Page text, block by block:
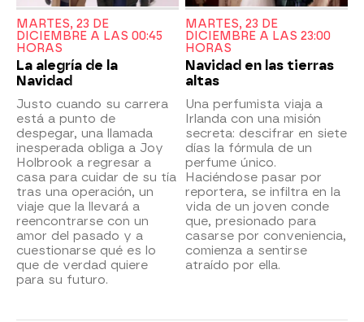
MARTES, 23 DE
DICIEMBRE A LAS 00:45
HORAS
La alegría de la
Navidad
Justo cuando su carrera
está a punto de
despegar, una llamada
inesperada obliga a Joy
Holbrook a regresar a
casa para cuidar de su tía
tras una operación, un
viaje que la llevará a
reencontrarse con un
amor del pasado y a
cuestionarse qué es lo
que de verdad quiere
para su futuro.
MARTES, 23 DE
DICIEMBRE A LAS 23:00
HORAS
Navidad en las tierras
altas
Una perfumista viaja a
Irlanda con una misión
secreta: descifrar en siete
días la fórmula de un
perfume único.
Haciéndose pasar por
reportera, se infiltra en la
vida de un joven conde
que, presionado para
casarse por conveniencia,
comienza a sentirse
atraído por ella.